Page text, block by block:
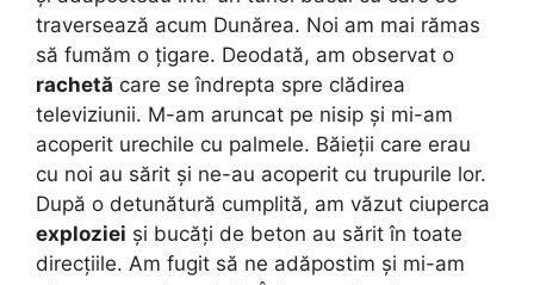
traversează acum Dunărea. Noi am mai rămas
să fumăm o țigare. Deodată, am observat o
rachetă care se îndrepta spre clădirea
televiziunii. M-am aruncat pe nisip și mi-am
acoperit urechile cu palmele. Băieții care erau
cu noi au sărit și ne-au acoperit cu trupurile lor.
După o detunătură cumplită, am văzut ciuperca
exploziei și bucăți de beton au sărit în toate
direcțiile. Am fugit să ne adăpostim și mi-am